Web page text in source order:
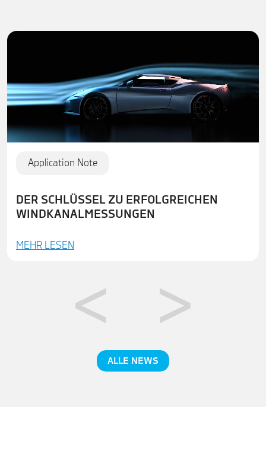
Application Note
DER SCHLÜSSEL ZU ERFOLGREICHEN
WINDKANALMESSUNGEN
MEHR LESEN
ALLE NEWS